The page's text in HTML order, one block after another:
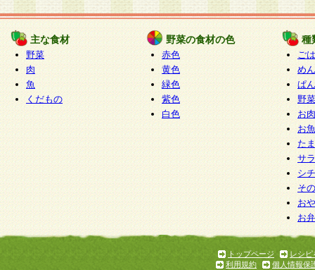
情報管理基準を満たす企業を選定して委託を行
が行われるよう監督します。
○開示対象個人情報の開示等および問い合わせ窓口
本人からの求めにより、当社が本件により取得
報の利用目的の通知・開示・内容の訂正・追加
停止・消去及び第三者への提供の禁止（以下、
といいます。）に応じます。
開示等に応じる窓口は以下になります。
ぱくすく食堂個人情報お客様相談窓口 paku-
m
個人情報を与えることは任意ですが、個人情報
意をいただけない場合には、当社のサービスの
お問い合わせ・ご相談への対応ができない場合
主な食材
野菜
肉
魚
くだもの
野菜の食材の色
赤色
黄色
緑色
紫色
白色
種
ご
めん
ぱん
野
お
お
た
サ
シ
そ
お
お
トップページ
レシピ
利用規約
個人情報保